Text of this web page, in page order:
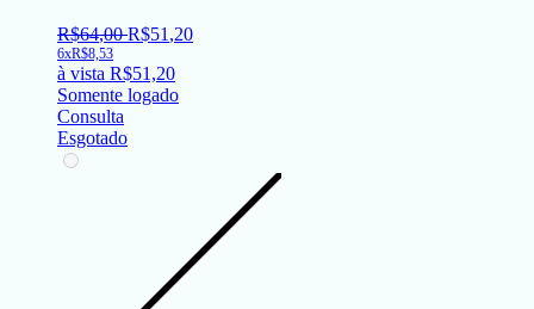
R$64,00 R$51 ,20
6xR$8,53
à vista R$51,20
Somente logado
Consulta
Esgotado